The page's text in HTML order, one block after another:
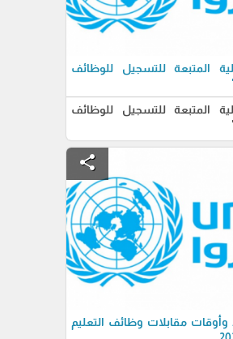
المتبعة للتسجيل للوظائف
المتبعة للتسجيل للوظائف
share
مقابلات وظائف التعليم